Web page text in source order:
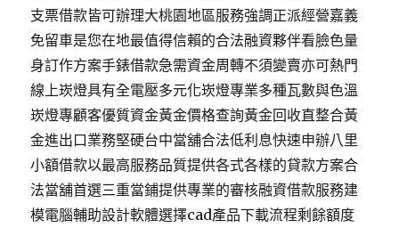
支票借款皆可辦理大桃園地區服務強調正派經營嘉義
免留車是您在地最值得信賴的合法融資夥伴看臉色量
身訂作方案手錶借款急需資金周轉不須變賣亦可熱門
線上崁燈具有全電壓多元化崁燈專業多種瓦數與色溫
崁燈專顧客優質資金黃金價格查詢黃金回收直整合黃
金進出口業務堅硬台中當舖合法低利息快速申辦八里
小額借款以最高服務品質提供各式各樣的貸款方案合
法當舖首選三重當鋪提供專業的審核融資借款服務建
模電腦輔助設計軟體選擇cad產品下載流程剩餘額度